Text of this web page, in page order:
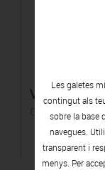
Vigia
Oli sobre taula
Les galetes
contingut als
sobre la base
navegues.
transparent i
menys. Per